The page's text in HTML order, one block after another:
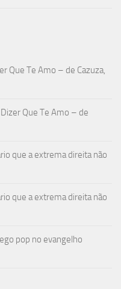
Que Te Amo – de Cazuza,
Que Te Amo – de
que a extrema direita não
que a extrema direita não
pop no evangelho